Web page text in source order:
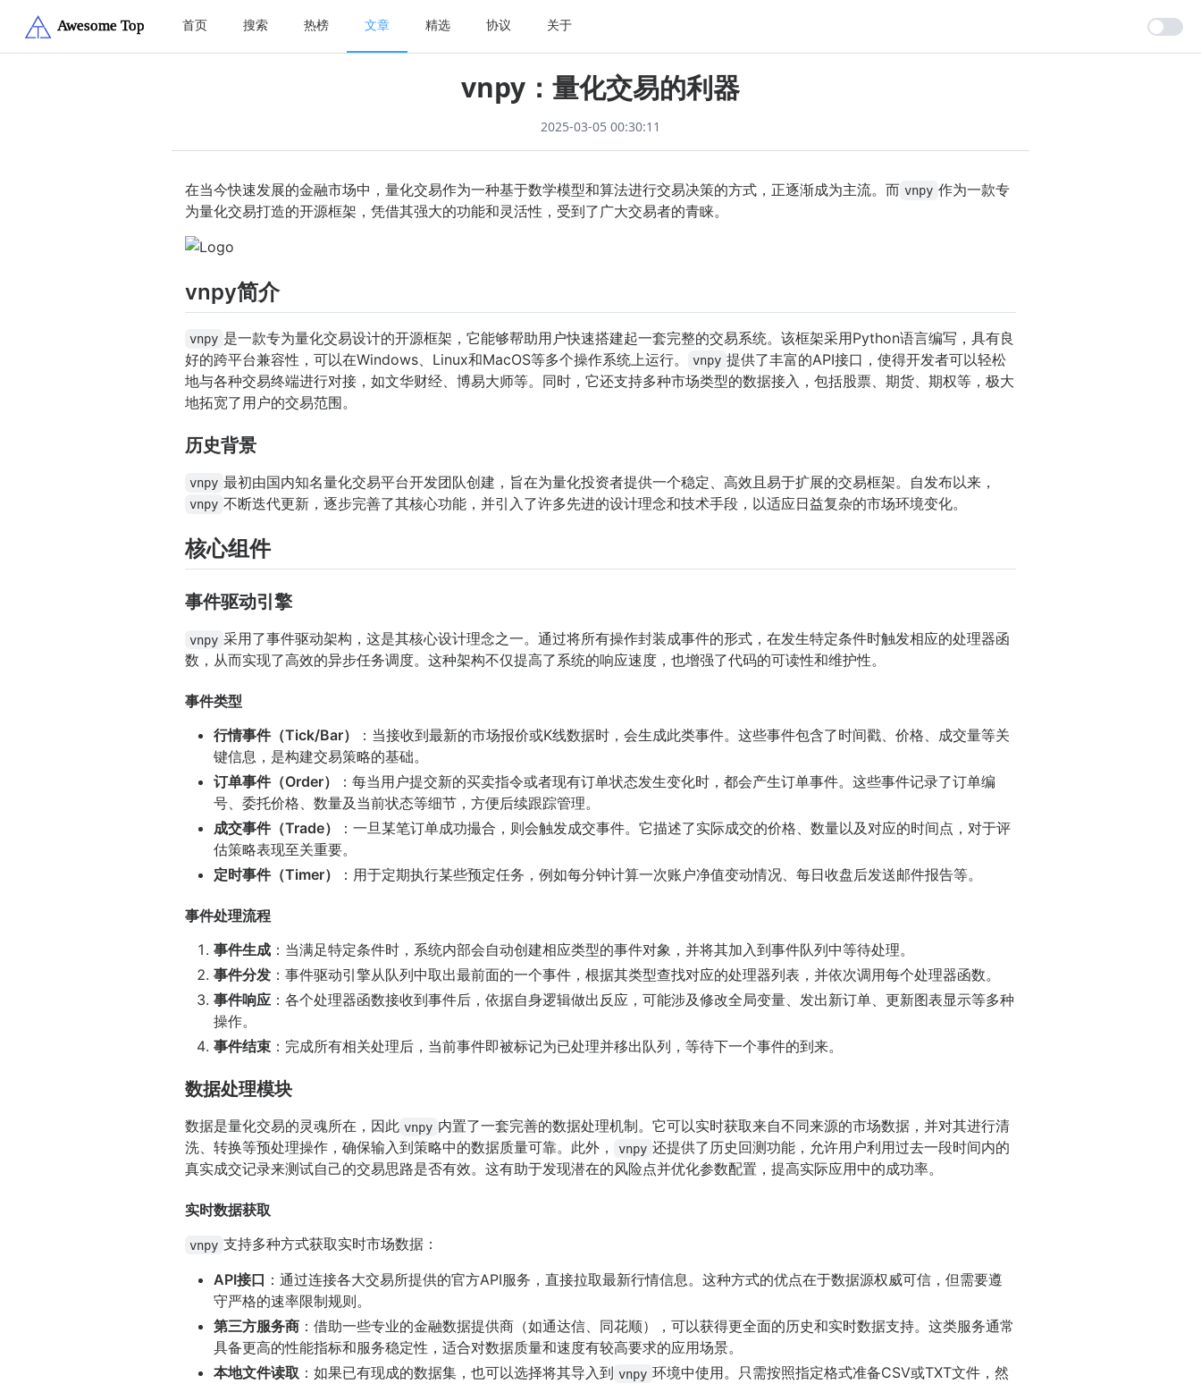
首页 搜索 热榜 文章 精选 协议 关于
vnpy：量化交易的利器
2025-03-05 00:30:11
在当今快速发展的金融市场中，量化交易作为一种基于数学模型和算法进行交易决策的方式，正逐渐成为主流。而 vnpy 作为一款专
为量化交易打造的开源框架，凭借其强大的功能和灵活性，受到了广大交易者的青睐。
vnpy简介
vnpy 是一款专为量化交易设计的开源框架，它能够帮助用户快速搭建起一套完整的交易系统。该框架采用Python语言编写，具有良
好的跨平台兼容性，可以在Windows、Linux和MacOS等多个操作系统上运行。
vnpy 提供了丰富的API接口，使得开发者可以轻松
地与各种交易终端进行对接，如文华财经、博易大师等。同时，它还支持多种市场类型的数据接入，包括股票、期货、期权等，极大
地拓宽了用户的交易范围。
历史背景
vnpy 最初由国内知名量化交易平台开发团队创建，旨在为量化投资者提供一个稳定、高效且易于扩展的交易框架。自发布以来，
vnpy 不断迭代更新，逐步完善了其核心功能，并引入了许多先进的设计理念和技术手段，以适应日益复杂的市场环境变化。
核心组件
事件驱动引擎
vnpy 采用了事件驱动架构，这是其核心设计理念之一。通过将所有操作封装成事件的形式，在发生特定条件时触发相应的处理器函
数，从而实现了高效的异步任务调度。这种架构不仅提高了系统的响应速度，也增强了代码的可读性和维护性。
事件类型
行情事件（Tick/Bar）
：当接收到最新的市场报价或K线数据时，会生成此类事件。这些事件包含了时间戳、价格、成交量等关
键信息，是构建交易策略的基础。
订单事件（Order）
：每当用户提交新的买卖指令或者现有订单状态发生变化时，都会产生订单事件。这些事件记录了订单编
号、委托价格、数量及当前状态等细节，方便后续跟踪管理。
成交事件（Trade）
：一旦某笔订单成功撮合，则会触发成交事件。它描述了实际成交的价格、数量以及对应的时间点，对于评
估策略表现至关重要。
定时事件（Timer）
：用于定期执行某些预定任务，例如每分钟计算一次账户净值变动情况、每日收盘后发送邮件报告等。
事件处理流程
事件生成 ：当满足特定条件时，系统内部会自动创建相应类型的事件对象，并将其加入到事件队列中等待处理。
事件分发 ：事件驱动引擎从队列中取出最前面的一个事件，根据其类型查找对应的处理器列表，并依次调用每个处理器函数。
事件响应 ：各个处理器函数接收到事件后，依据自身逻辑做出反应，可能涉及修改全局变量、发出新订单、更新图表显示等多种
操作。
事件结束 ：完成所有相关处理后，当前事件即被标记为已处理并移出队列，等待下一个事件的到来。
数据处理模块
数据是量化交易的灵魂所在，因此 vnpy 内置了一套完善的数据处理机制。它可以实时获取来自不同来源的市场数据，并对其进行清
洗、转换等预处理操作，确保输入到策略中的数据质量可靠。此外，
vnpy 还提供了历史回测功能，允许用户利用过去一段时间内的
真实成交记录来测试自己的交易思路是否有效。这有助于发现潜在的风险点并优化参数配置，提高实际应用中的成功率。
实时数据获取
vnpy 支持多种方式获取实时市场数据：
API接口 ：通过连接各大交易所提供的官方API服务，直接拉取最新行情信息。这种方式的优点在于数据源权威可信，但需要遵
守严格的速率限制规则。
第三方服务商 ：借助一些专业的金融数据提供商（如通达信、同花顺），可以获得更全面的历史和实时数据支持。这类服务通常
具备更高的性能指标和服务稳定性，适合对数据质量和速度有较高要求的应用场景。
本地文件读取 ：如果已有现成的数据集，也可以选择将其导入到 vnpy 环境中使用。只需按照指定格式准备CSV或TXT文件，然